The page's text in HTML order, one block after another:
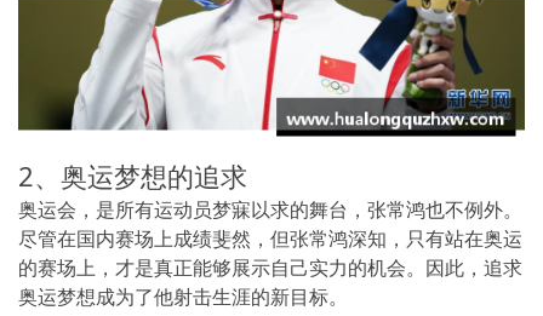
2、奥运梦想的追求
奥运会，是所有运动员梦寐以求的舞台，张常鸿也不例外。
尽管在国内赛场上成绩斐然，但张常鸿深知，只有站在奥运
的赛场上，才是真正能够展示自己实力的机会。因此，追求
奥运梦想成为了他射击生涯的新目标。